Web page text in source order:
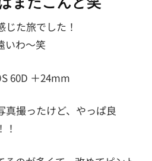
た旅でした！
いわ～笑
60D ＋24mm
真撮ったけど、やっぱ良